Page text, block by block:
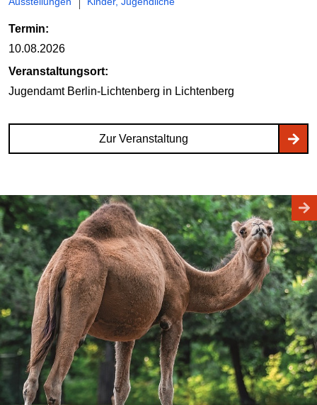
Termin:
10.08.2026
Veranstaltungsort:
Jugendamt Berlin-Lichtenberg in Lichtenberg
Zur Veranstaltung